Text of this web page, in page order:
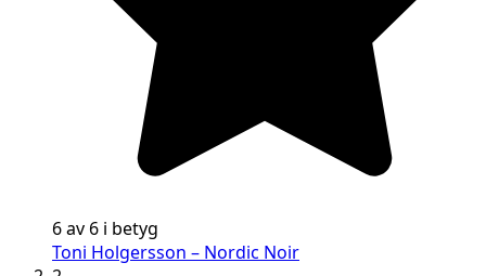
6 av 6 i betyg
Toni Holgersson – Nordic Noir